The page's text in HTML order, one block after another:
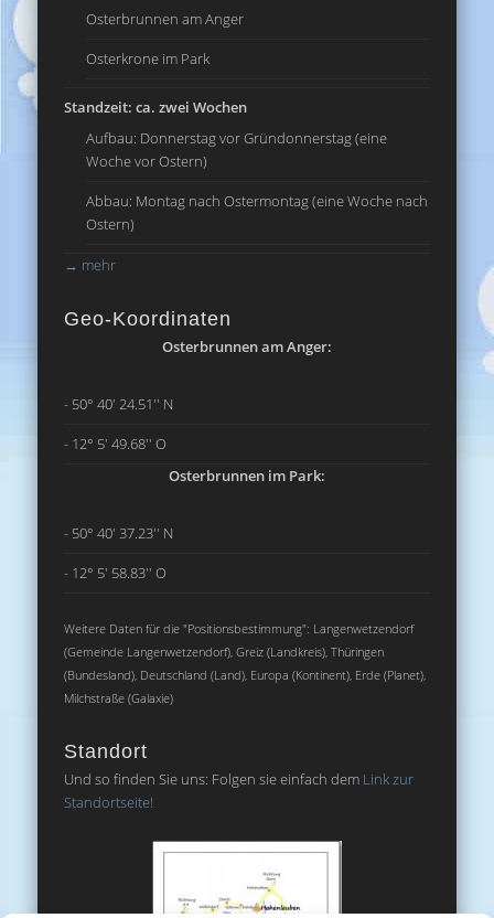
Osterbrunnen am Anger
Osterkrone im Park
Standzeit: ca. zwei Wochen
Aufbau: Donnerstag vor Gründonnerstag (eine
Woche vor Ostern)
Abbau: Montag nach Ostermontag (eine Woche nach
Ostern)
→ mehr
Geo-Koordinaten
Osterbrunnen am Anger:
- 50° 40' 24.51'' N
- 12° 5' 49.68'' O
Osterbrunnen im Park:
- 50° 40' 37.23'' N
- 12° 5' 58.83'' O
Weitere Daten für die "Positionsbestimmung": Langenwetzendorf
(Gemeinde Langenwetzendorf), Greiz (Landkreis), Thüringen
(Bundesland), Deutschland (Land), Europa (Kontinent), Erde (Planet),
Milchstraße (Galaxie)
Standort
Und so finden Sie uns: Folgen sie einfach dem Link zur
Standortseite!